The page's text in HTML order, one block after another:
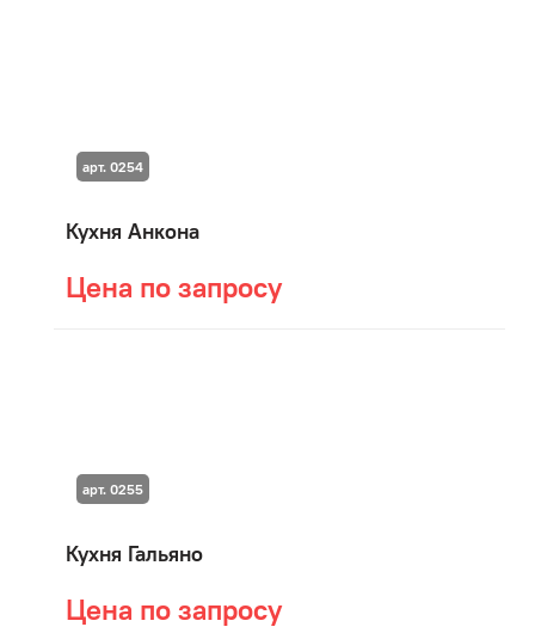
Кухня Анкона
Цена по запросу
арт. 0254
Кухня Гальяно
Цена по запросу
арт. 0255